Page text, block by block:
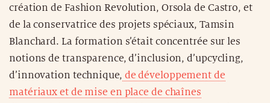
création de Fashion Revolution, Orsola de Castro, et
de la conservatrice des projets spéciaux, Tamsin
Blanchard. La formation s’était concentrée sur les
notions de transparence, d’inclusion, d’upcycling,
d’innovation technique, de développement de
matériaux et de mise en place de chaînes